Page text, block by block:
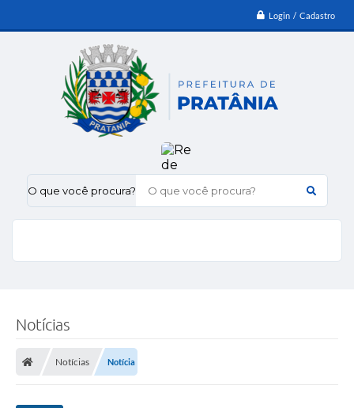
Login / Cadastro
O que você procura?
Notícias
Notícias Notícia